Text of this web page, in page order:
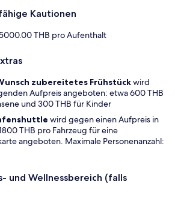
Kautionen
THB pro Aufenthalt
zubereitetes Frühstückwird
Aufpreis angeboten: etwa 600 THB
und 300 THB für Kinder
wird gegen einen Aufpreis in
THB pro Fahrzeug für eine
angeboten. Maximale Personenanzahl:
und Wellnessbereich (falls